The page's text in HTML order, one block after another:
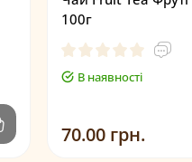
100г
В наявності
70.00 грн.